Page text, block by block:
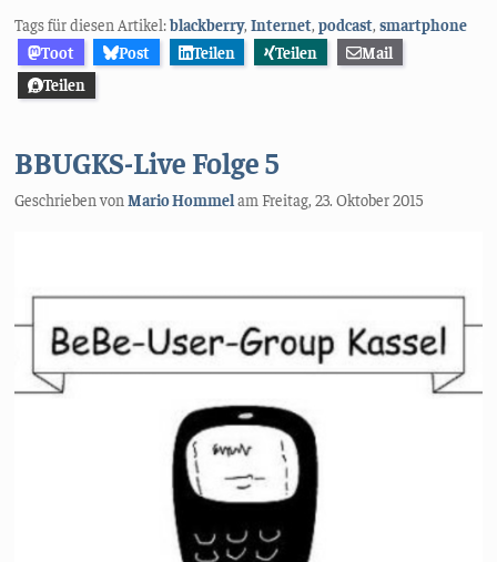
Tags für diesen Artikel:blackberry,Internet ,podcast ,smartphone
Toot
Post Teilen Teilen
Mail
Teilen
BBUGKS-Live Folge 5
Geschrieben vonMario HommelamFreitag, 23. Oktober 2015